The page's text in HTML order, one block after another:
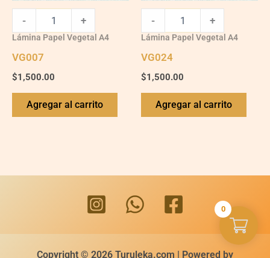
- +
Lámina Papel Vegetal A4
VG007
$1,500.00
Agregar al carrito
- +
Lámina Papel Vegetal A4
VG024
$1,500.00
Agregar al carrito
Copyright © 2026 Turuleka.com | Powered by
0